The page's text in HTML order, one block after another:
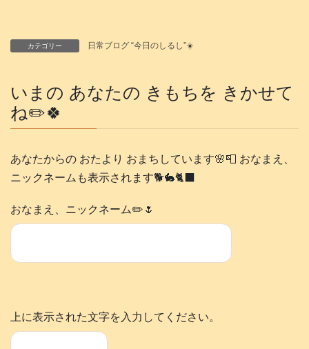
カテゴリー 日常ブログ “今日のしるし”☀️
いまの あなたの きもちを きかせて
ね✏️🍀
あなたからの おたより おまちしています🌸📮 おなまえ、
ニックネームも表示されます🐕️🐇🐈‍⬛
おなまえ、ニックネーム✏️🌷
上に表示された文字を入力してください。